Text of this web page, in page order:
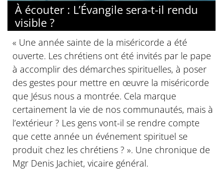
À écouter : L’Évangile sera-t-il rendu
visible ?
« Une année sainte de la miséricorde a été
ouverte. Les chrétiens ont été invités par le pape
à accomplir des démarches spirituelles, à poser
des gestes pour mettre en œuvre la miséricorde
que Jésus nous a montrée. Cela marque
certainement la vie de nos communautés, mais à
l’extérieur ? Les gens vont-il se rendre compte
que cette année un événement spirituel se
produit chez les chrétiens ? ». Une chronique de
Mgr Denis Jachiet, vicaire général.